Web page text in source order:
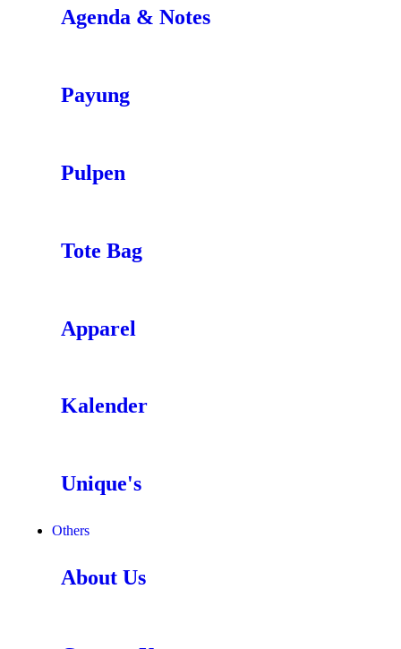
Agenda & Notes
Payung
Pulpen
Tote Bag
Apparel
Kalender
Unique's
Others
About Us